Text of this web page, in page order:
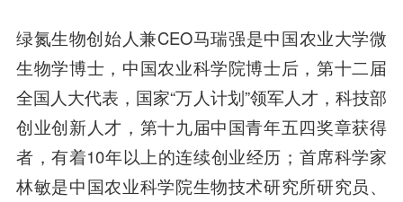
绿氮生物创始人兼CEO马瑞强是中国农业大学微
生物学博士，中国农业科学院博士后，第十二届
全国人大代表，国家“万人计划”领军人才，科技部
创业创新人才，第十九届中国青年五四奖章获得
者，有着10年以上的连续创业经历；首席科学家
林敏是中国农业科学院生物技术研究所研究员、